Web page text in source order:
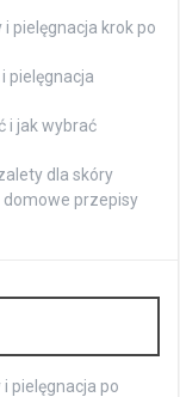
pielęgnacja krok po
pielęgnacja
i jak wybrać
dla skóry
domowe przepisy
pielęgnacja po